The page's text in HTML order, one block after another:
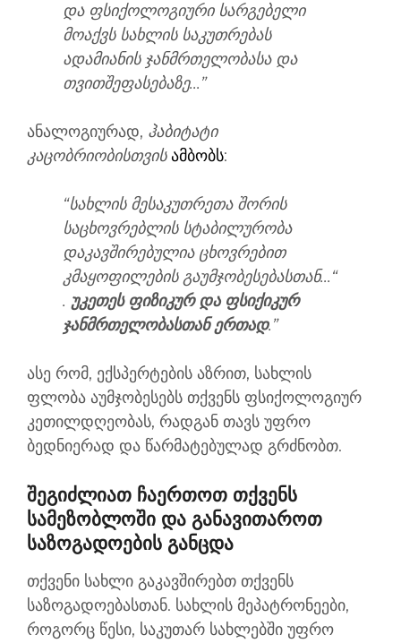
და ფსიქოლოგიური სარგებელი
მოაქვს სახლის საკუთრებას
ადამიანის ჯანმრთელობასა და
თვითშეფასებაზე...”
ანალოგიურად, ჰაბიტატი
კაცობრიობისთვის ამბობს:
“სახლის მესაკუთრეთა შორის
საცხოვრებლის სტაბილურობა
დაკავშირებულია ცხოვრებით
კმაყოფილების გაუმჯობესებასთან...“
. უკეთეს ფიზიკურ და ფსიქიკურ
ჯანმრთელობასთან ერთად.”
ასე რომ, ექსპერტების აზრით, სახლის
ფლობა აუმჯობესებს თქვენს ფსიქოლოგიურ
კეთილდღეობას, რადგან თავს უფრო
ბედნიერად და წარმატებულად გრძნობთ.
Შეგიძლიათ Ჩაერთოთ Თქვენს
Სამეზობლოში Და Განავითაროთ
Საზოგადოების Განცდა
თქვენი სახლი გაკავშირებთ თქვენს
საზოგადოებასთან. სახლის მეპატრონეები,
როგორც წესი, საკუთარ სახლებში უფრო